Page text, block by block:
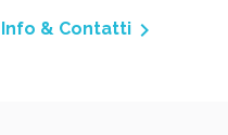
Info & Contatti 